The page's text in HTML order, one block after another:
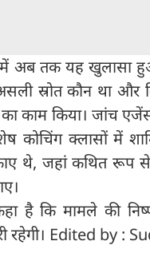
अब तक यह खुलासा
स्रोत कौन था और
का काम किया। जांच
कोचिंग क्लासों में
थे, जहां कथित रूप से
है कि मामले की
रहेगी। Edited by :